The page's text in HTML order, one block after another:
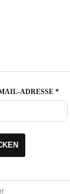
ADRESSE *